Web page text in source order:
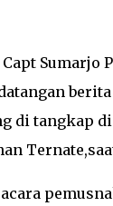
Sumarjo
di tangkap